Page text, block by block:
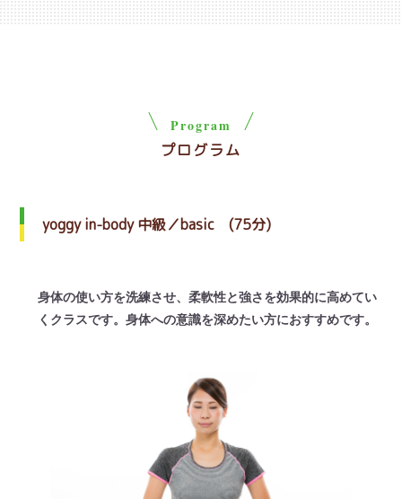
Program
プログラム
yoggy in-body 中級／basic (75分)
身体の使い方を洗練させ、柔軟性と強さを効果的に高めてい
くクラスです。身体への意識を深めたい方におすすめです。